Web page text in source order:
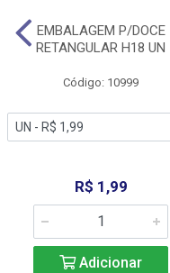
EMBALAGEM P/DOCE
RETANGULAR H18 UN
Código: 10999
R$ 1,99
Adicionar